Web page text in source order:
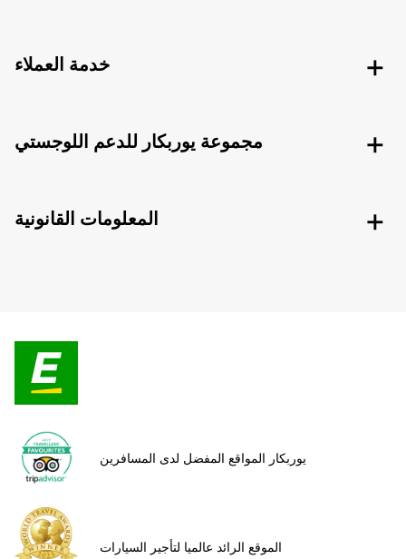
خدمة العملاء
مجموعة يوربكار للدعم اللوجستي
المعلومات القانونية
يوربكار المواقع المفضل لدى المسافرين
الموقع الرائد عالميا لتأجير السيارات